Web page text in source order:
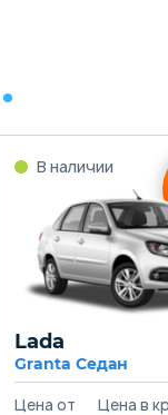
Lada
Granta Седан